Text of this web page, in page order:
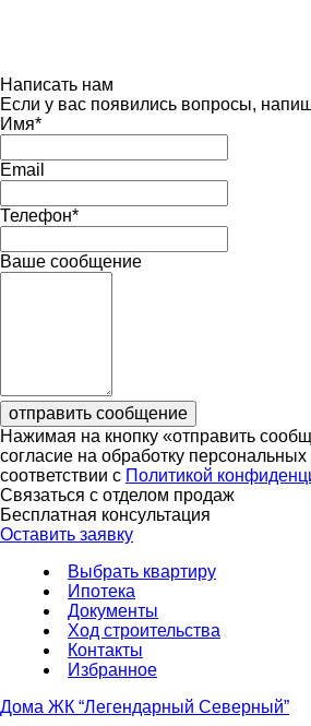
Написать нам
Если у вас появились вопросы,
Имя*
Email
Телефон*
Ваше сообщение
отправить сообщение
Нажимая на кнопку «отправить
согласие на обработку
соответствии с Политикой
Связаться с отделом продаж
Бесплатная консультация
Оставить заявку
Выбрать квартиру
Ипотека
Документы
Ход строительства
Контакты
Избранное
Дома ЖК “Легендарный Северный”